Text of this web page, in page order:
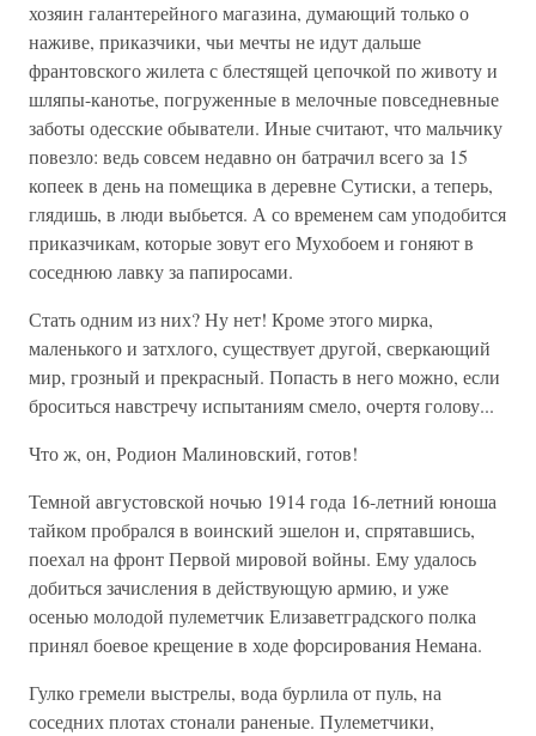
хозяин галантерейного магазина, думающий только о
наживе, приказчики, чьи мечты не идут дальше
франтовского жилета с блестящей цепочкой по животу и
шляпы-канотье, погруженные в мелочные повседневные
заботы одесские обыватели. Иные считают, что мальчику
повезло: ведь совсем недавно он батрачил всего за 15
копеек в день на помещика в деревне Сутиски, а теперь,
глядишь, в люди выбьется. А со временем сам уподобится
приказчикам, которые зовут его Мухобоем и гоняют в
соседнюю лавку за папиросами.
Стать одним из них? Ну нет! Кроме этого мирка,
маленького и затхлого, существует другой, сверкающий
мир, грозный и прекрасный. Попасть в него можно, если
броситься навстречу испытаниям смело, очертя голову...
Что ж, он, Родион Малиновский, готов!
Темной августовской ночью 1914 года 16-летний юноша
тайком пробрался в воинский эшелон и, спрятавшись,
поехал на фронт Первой мировой войны. Ему удалось
добиться зачисления в действующую армию, и уже
осенью молодой пулеметчик Елизаветградского полка
принял боевое крещение в ходе форсирования Немана.
Гулко гремели выстрелы, вода бурлила от пуль, на
соседних плотах стонали раненые. Пулеметчики,